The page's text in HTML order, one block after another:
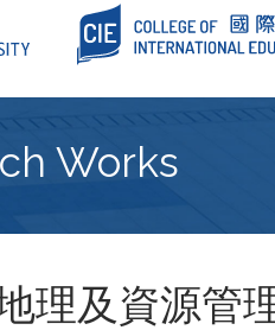
Works
理及資源管